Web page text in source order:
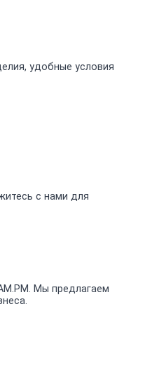
удобные условия
с нами для
Мы предлагаем